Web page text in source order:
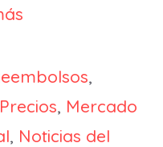
,
, Mercado
, Noticias del